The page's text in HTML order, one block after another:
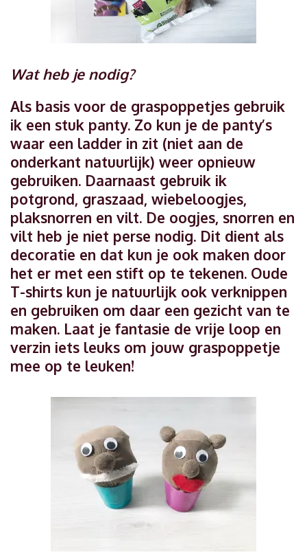
Wat heb je nodig?
Als basis voor de graspoppetjes gebruik
ik een stuk panty. Zo kun je de panty’s
waar een ladder in zit (niet aan de
onderkant natuurlijk) weer opnieuw
gebruiken. Daarnaast gebruik ik
potgrond, graszaad, wiebeloogjes,
plaksnorren en vilt. De oogjes, snorren en
vilt heb je niet perse nodig. Dit dient als
decoratie en dat kun je ook maken door
het er met een stift op te tekenen. Oude
T-shirts kun je natuurlijk ook verknippen
en gebruiken om daar een gezicht van te
maken. Laat je fantasie de vrije loop en
verzin iets leuks om jouw graspoppetje
mee op te leuken!